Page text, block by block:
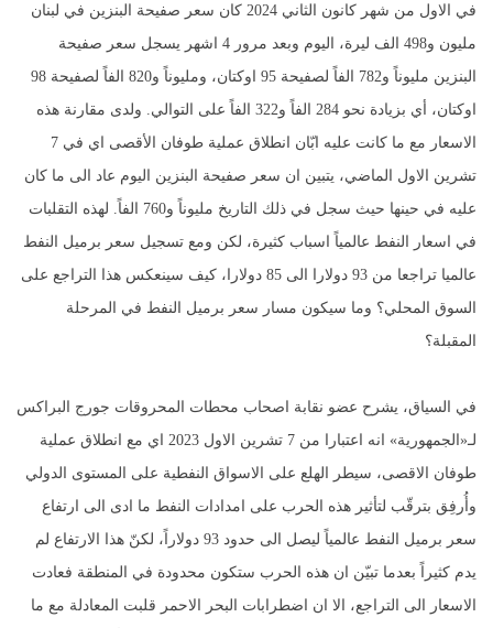
في الاول من شهر كانون الثاني 2024 كان سعر صفيحة البنزين في لبنان
مليون و498 الف ليرة، اليوم وبعد مرور 4 اشهر يسجل سعر صفيحة
البنزين مليوناً و782 الفاً لصفيحة 95 اوكتان، ومليوناً و820 الفاً لصفيحة 98
اوكتان، أي بزيادة نحو 284 الفاً و322 الفاً على التوالي. ولدى مقارنة هذه
الاسعار مع ما كانت عليه ابّان انطلاق عملية طوفان الأقصى اي في 7
تشرين الاول الماضي، يتبين ان سعر صفيحة البنزين اليوم عاد الى ما كان
عليه في حينها حيث سجل في ذلك التاريخ مليوناً و760 الفاً. لهذه التقلبات
في اسعار النفط عالمياً اسباب كثيرة، لكن ومع تسجيل سعر برميل النفط
عالميا تراجعا من 93 دولارا الى 85 دولارا، كيف سينعكس هذا التراجع على
السوق المحلي؟ وما سيكون مسار سعر برميل النفط في المرحلة
المقبلة؟
في السياق، يشرح عضو نقابة اصحاب محطات المحروقات جورج البراكس
لـ«الجمهورية» انه اعتبارا من 7 تشرين الاول 2023 اي مع انطلاق عملية
طوفان الاقصى، سيطر الهلع على الاسواق النفطية على المستوى الدولي
وأُرفِق بترقّب لتأثير هذه الحرب على امدادات النفط ما ادى الى ارتفاع
سعر برميل النفط عالمياً ليصل الى حدود 93 دولاراً، لكنّ هذا الارتفاع لم
يدم كثيراً بعدما تبيّن ان هذه الحرب ستكون محدودة في المنطقة فعادت
الاسعار الى التراجع، الا ان اضطرابات البحر الاحمر قلبت المعادلة مع ما